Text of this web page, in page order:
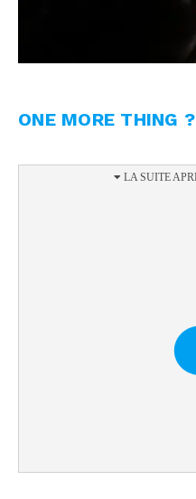
ONE MORE THING ?